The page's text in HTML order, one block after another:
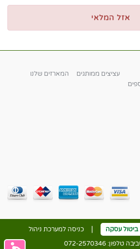
אזל המלאי
עציצים ממותגים
המארזים שלנו
ביטול עסקה |
כניסה למערכת ניהול
טלפון: 072-2570346